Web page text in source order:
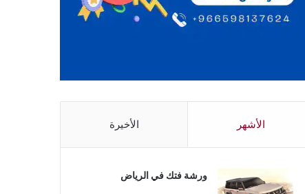
الأشهر الأخيرة
ورشة فتك في الرياض